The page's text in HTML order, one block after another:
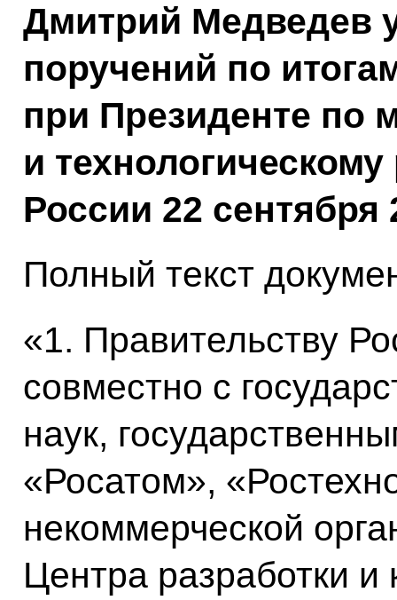
Дмитрий Медведев
поручений по
при Президенте по
и
России 22 сентября
Полный текст
«1. Правительству
совместно с
наук,
«Росатом»,
некоммерческой
Центра разработки